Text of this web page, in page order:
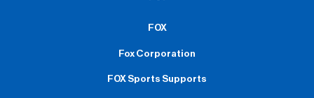
FOX
Fox Corporation
FOX Sports Supports